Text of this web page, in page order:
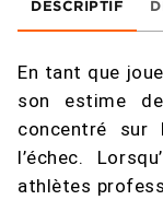
DESCRIPTIF
En tant que
son estime
concentré sur
l’échec.
athlètes